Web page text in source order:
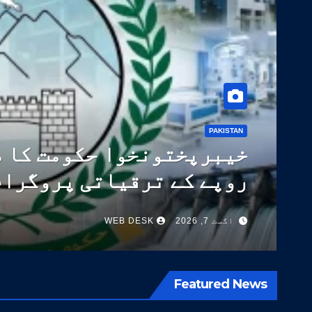
PAKISTAN
پاکستان نے ٹیکسٹائل صنعت
14 اعلیٰ معیار کی اقسام تیار کر لیں
اگست 5, 2026 WEB DESK
Featured News